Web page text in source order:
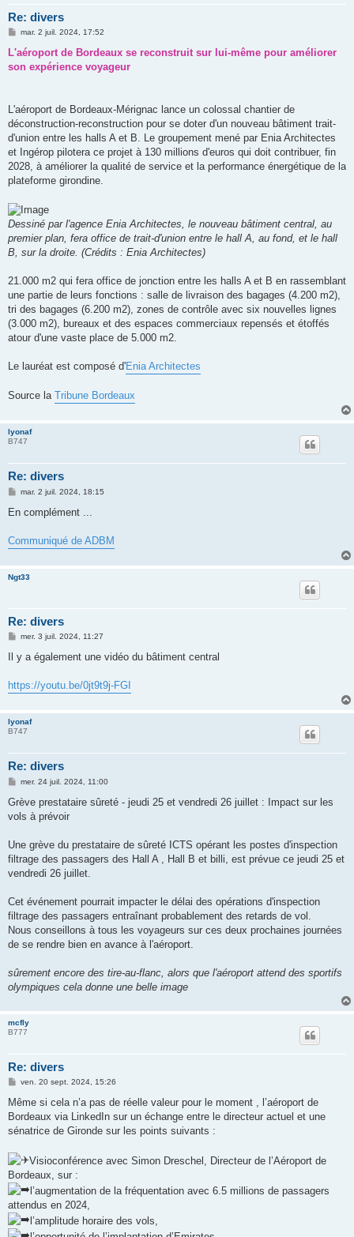
Re: divers
M
s
a
mar. 2 juil. 2024, 17:52
L'aéroport de Bordeaux se reconstruit sur lui-même pour améliorer
son expérience voyageur
L'aéroport de Bordeaux-Mérignac lance un colossal chantier de
déconstruction-reconstruction pour se doter d'un nouveau bâtiment trait-
d'union entre les halls A et B. Le groupement mené par Enia Architectes
et Ingérop pilotera ce projet à 130 millions d'euros qui doit contribuer, fin
2028, à améliorer la qualité de service et la performance énergétique de la
plateforme girondine.
Dessiné par l'agence Enia Architectes, le nouveau bâtiment central, au
premier plan, fera office de trait-d'union entre le hall A, au fond, et le hall
B, sur la droite. (Crédits : Enia Architectes)
21.000 m2 qui fera office de jonction entre les halls A et B en rassemblant
une partie de leurs fonctions : salle de livraison des bagages (4.200 m2),
tri des bagages (6.200 m2), zones de contrôle avec six nouvelles lignes
(3.000 m2), bureaux et des espaces commerciaux repensés et étoffés
atour d'une vaste place de 5.000 m2.
Le lauréat est composé d'Enia Architectes
Source la Tribune Bordeaux
lyonaf
B747
Re: divers
M
s
g
e
mar. 2 juil. 2024, 18:15
En complément ...
Communiqué de ADBM
Ngt33
Re: divers
M
s
s
g
e
mer. 3 juil. 2024, 11:27
Il y a également une vidéo du bâtiment central
https://youtu.be/0jt9t9j-FGI
lyonaf
B747
Re: divers
M
s
a
mer. 24 juil. 2024, 11:00
Grève prestataire sûreté - jeudi 25 et vendredi 26 juillet : Impact sur les
vols à prévoir
Une grève du prestataire de sûreté ICTS opérant les postes d'inspection
filtrage des passagers des Hall A , Hall B et billi, est prévue ce jeudi 25 et
vendredi 26 juillet.
Cet événement pourrait impacter le délai des opérations d'inspection
filtrage des passagers entraînant probablement des retards de vol.
Nous conseillons à tous les voyageurs sur ces deux prochaines journées
de se rendre bien en avance à l'aéroport.
sûrement encore des tire-au-flanc, alors que l'aéroport attend des sportifs
olympiques cela donne une belle image
mcfly
B777
Re: divers
M
s
a
g
ven. 20 sept. 2024, 15:26
Même si cela n’a pas de réelle valeur pour le moment , l’aéroport de
Bordeaux via LinkedIn sur un échange entre le directeur actuel et une
sénatrice de Gironde sur les points suivants :
Visioconférence avec Simon Dreschel, Directeur de l’Aéroport de
Bordeaux, sur :
l’augmentation de la fréquentation avec 6.5 millions de passagers
attendus en 2024,
l’amplitude horaire des vols,